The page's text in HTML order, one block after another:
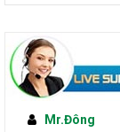
Mr.Đông